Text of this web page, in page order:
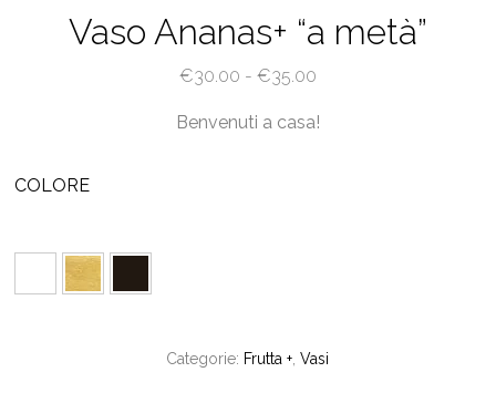
Vaso Ananas+ “a metà”
€30.00 - €35.00Fascia
Benvenuti a casa!
COLORE
Categorie: Frutta +,Vasi